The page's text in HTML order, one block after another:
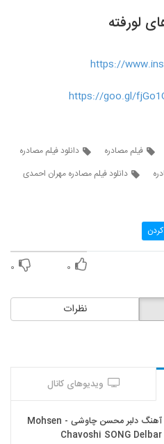
لورفته
https://
https://goo.gl/
فیلم مصادره
دانلود فیلم مصادره
دانلود فیلم مصادره مهران احمدی
۰ ۰
نظرات
ویدیوهای کانال
آهنگ دلبر محسن چاوشی - Mohsen
Chavoshi SONG Delbar